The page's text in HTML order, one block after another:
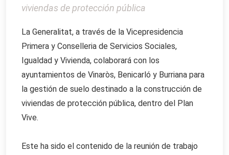
viviendas de protección pública
La Generalitat, a través de la Vicepresidencia
Primera y Conselleria de Servicios Sociales,
Igualdad y Vivienda, colaborará con los
ayuntamientos de Vinaròs, Benicarló y Burriana para
la gestión de suelo destinado a la construcción de
viviendas de protección pública, dentro del Plan
Vive.
Este ha sido el contenido de la reunión de trabajo